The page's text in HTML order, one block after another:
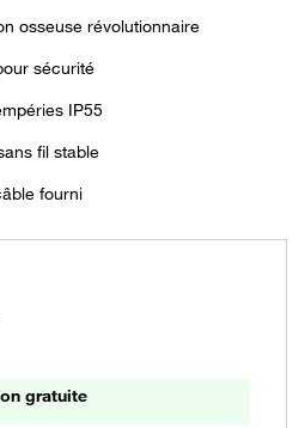
osseuse révolutionnaire
sécurité
IP55
fil stable
fourni
gratuite